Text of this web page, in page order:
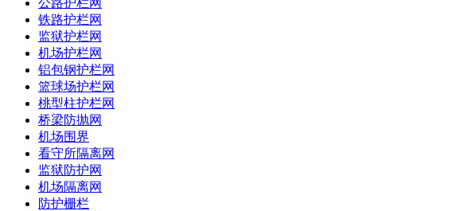
公路护栏网
铁路护栏网
监狱护栏网
机场护栏网
铝包钢护栏网
篮球场护栏网
桃型柱护栏网
桥梁防抛网
机场围界
看守所隔离网
监狱防护网
机场隔离网
防护栅栏